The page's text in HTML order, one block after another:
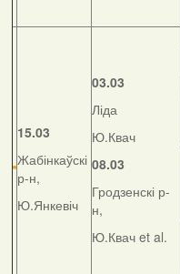
15.03
Жабінкаўскі
р-н,
Ю.Янкевіч
03.03
Ліда
Ю.Квач
08.03
Гродзенскі р-
н,
Ю.Квач et al.